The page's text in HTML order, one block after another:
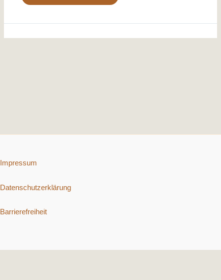
Impressum
Datenschutzerklärung
Barrierefreiheit